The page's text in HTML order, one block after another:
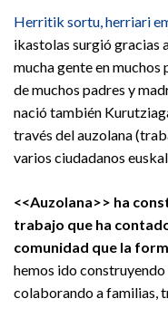
Herritik sortu, herriari
ikastolas surgió gracias
mucha gente en
de muchos padres y
nació también
través del auzolana
varios ciudadanos
<<Auzolana>> ha
trabajo que ha
comunidad que la
hemos ido
colaborando a familias,